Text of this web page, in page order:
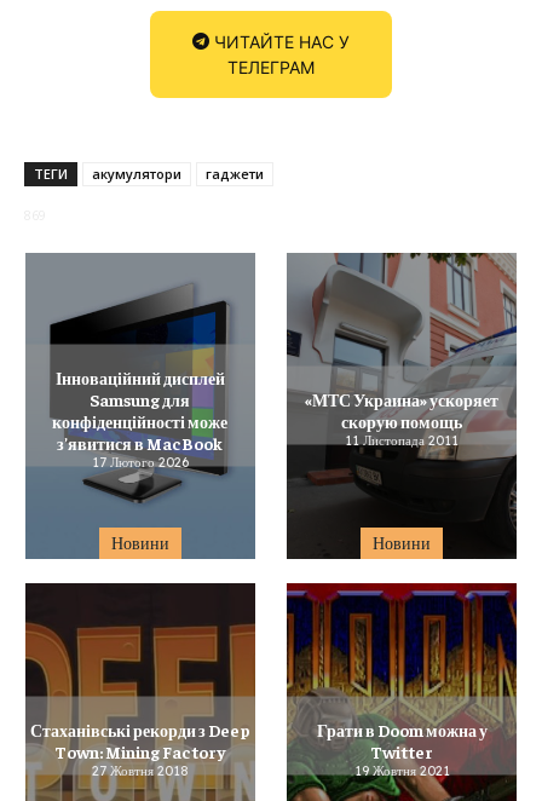
ЧИТАЙТЕ НАС У
ТЕЛЕГРАМ
ТЕГИ акумулятори гаджети
Новини
Інноваційний дисплей
Samsung для
конфіденційності може
з’явитися в MacBook
17 Лютого 2026
Новини
«МТС Украина» ускоряет
скорую помощь
11 Листопада 2011
Стаханівські рекорди з Deep
Town: Mining Factory
27 Жовтня 2018
Грати в Doom можна у
Twitter
19 Жовтня 2021